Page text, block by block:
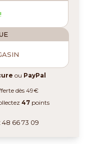
ou PayPal
dès 49€
47 points
48 66 73 09